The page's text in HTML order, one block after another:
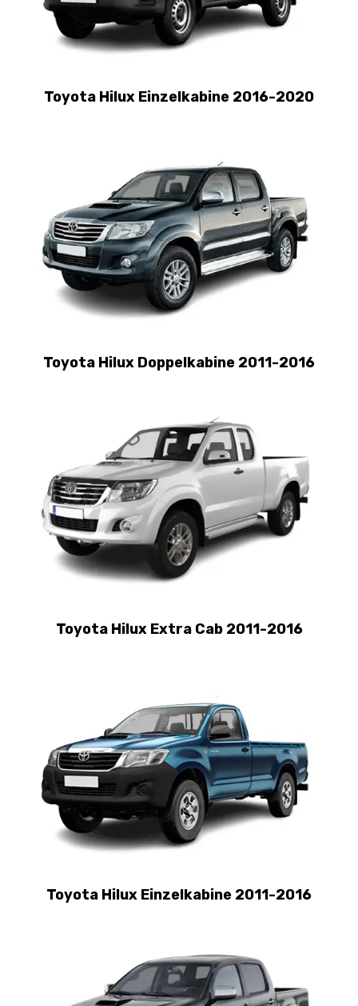
Toyota Hilux Einzelkabine 2016-2020
Toyota Hilux Doppelkabine 2011-2016
Toyota Hilux Extra Cab 2011-2016
Toyota Hilux Einzelkabine 2011-2016